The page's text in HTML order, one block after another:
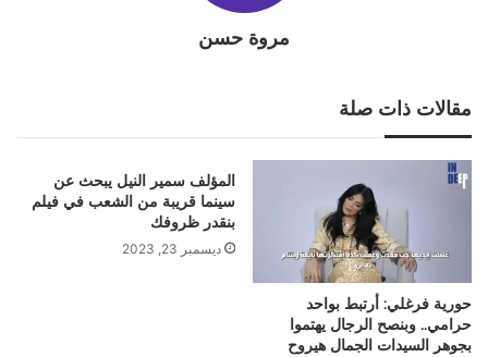
مروة حسن
مقالات ذات صلة
حورية فرغلي: أرتبط بواحد
حرامي.. وبنصح الرجال يهتموا
بجوهر السيدات الجمال هيروح
المؤلف سمير النيل يبحث عن
سينما قريبة من الشعب في فيلم
بنقدر ظروفك
ديسمبر 23, 2023